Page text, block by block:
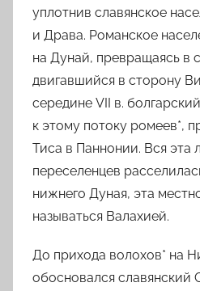
уплотнив славянское
и Драва. Романское
на Дунай, превращаясь в
двигавшийся в сторону
середине VII в.
к этому потоку ромеев*,
Тиса в Паннонии. Вся эта
переселенцев
нижнего Дуная, эта
называться Валахией.
До прихода волохов* на
обосновался славянский